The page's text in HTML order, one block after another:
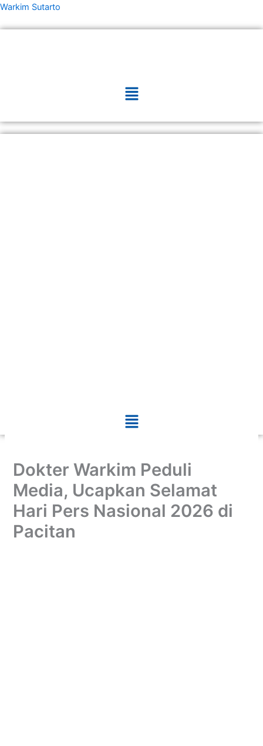
Skip
Warkim Sutarto
Menu
Menu
Dokter Warkim Peduli
Media, Ucapkan Selamat
Hari Pers Nasional 2026 di
Pacitan